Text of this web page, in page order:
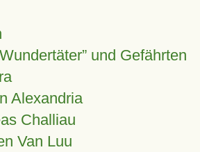
und Gefährten
Alexandria
Challiau
Van Luu